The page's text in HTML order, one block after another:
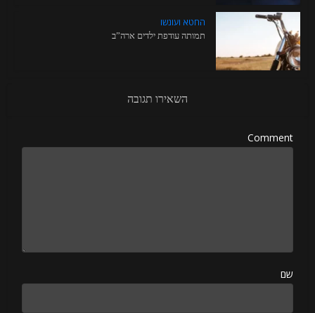
החטא ועונשו
תמותה עודפת ילדים ארה”ב
השאירו תגובה
Comment
שם